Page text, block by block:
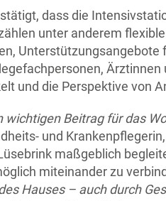
dass die
unter anderem
und die Perspektive von
wichtigen Beitrag für das
und
maßgeblich
miteinander zu
Hauses – auch durch